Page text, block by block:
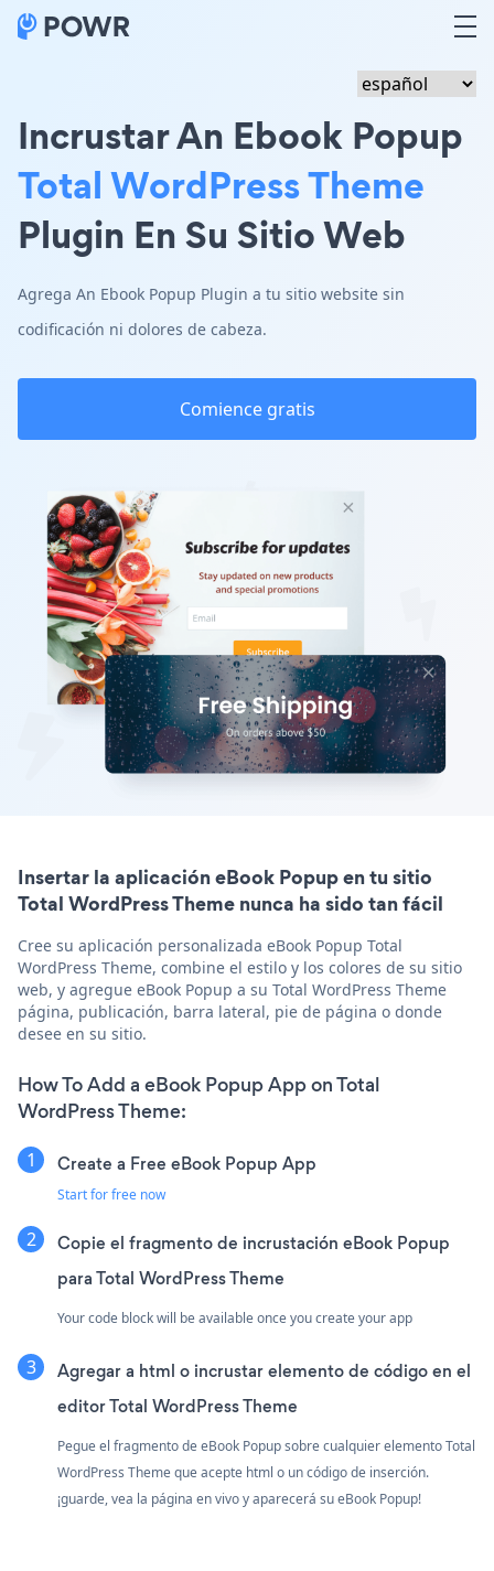
Incrustar An Ebook Popup
Total WordPress Theme
Plugin En Su Sitio Web
Agrega An Ebook Popup Plugin a tu sitio website sin
codificación ni dolores de cabeza.
Comience gratis
Insertar la aplicación eBook Popup en tu sitio
Total WordPress Theme nunca ha sido tan fácil
Cree su aplicación personalizada eBook Popup Total
WordPress Theme, combine el estilo y los colores de su sitio
web, y agregue eBook Popup a su Total WordPress Theme
página, publicación, barra lateral, pie de página o donde
desee en su sitio.
How To Add a eBook Popup App on Total
WordPress Theme:
Create a Free eBook Popup App
Start for free now
Copie el fragmento de incrustación eBook Popup
para Total WordPress Theme
Your code block will be available once you create your app
Agregar a html o incrustar elemento de código en el
editor Total WordPress Theme
Pegue el fragmento de eBook Popup sobre cualquier elemento Total
WordPress Theme que acepte html o un código de inserción.
¡guarde, vea la página en vivo y aparecerá su eBook Popup!